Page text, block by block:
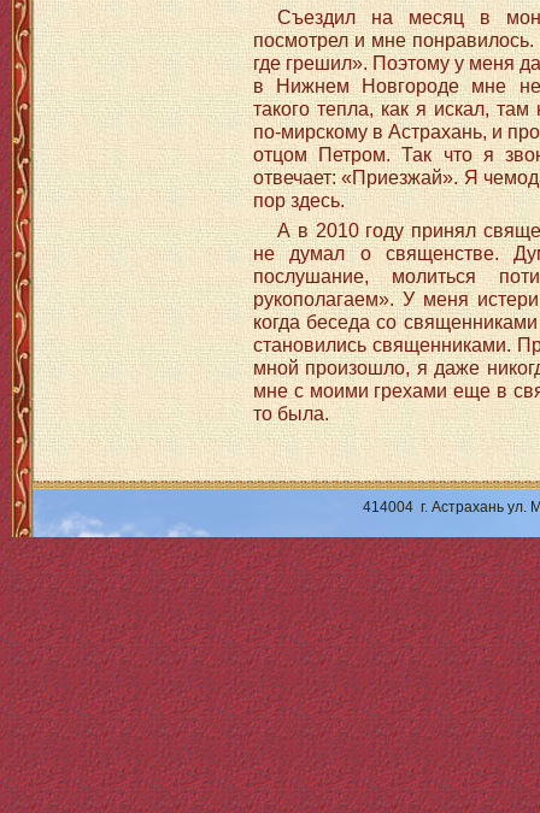
Съездил на месяц в
посмотрел и мне
где грешил». Поэтому у меня
в Нижнем Новгороде мне не
такого тепла, как я искал,
по-мирскому в Астрахань, и
отцом Петром. Так что я
отвечает: «Приезжай». Я
пор здесь.
А в 2010 году принял
не думал о священстве.
послушание, молиться
рукополагаем». У меня
когда беседа со
становились священниками.
мной произошло, я даже
мне с моими грехами еще в
то была.
414004 г. Астрахань ул.